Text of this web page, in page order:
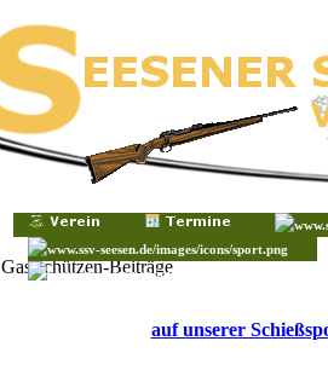
Gastschützen-Beiträge
auf unserer